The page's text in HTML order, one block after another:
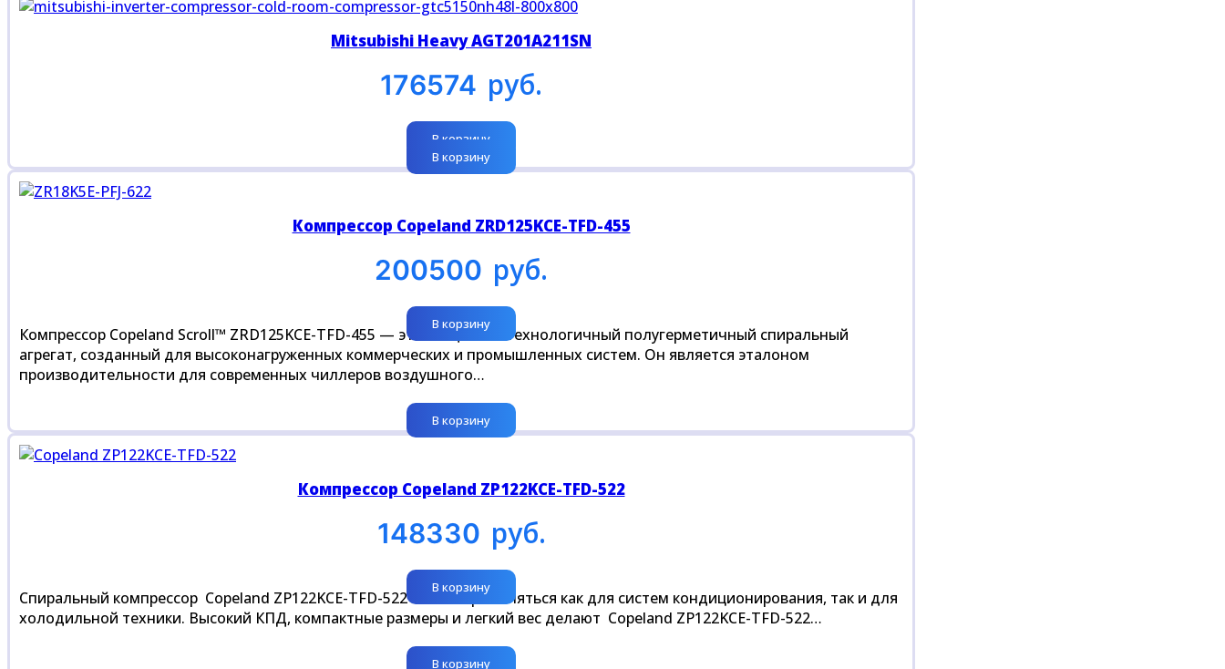
Mitsubishi Heavy AGT201A211SN
176574 руб.
В корзину
В корзину
Компрессор Copeland ZRD125KCE-TFD-455
200500 руб.
В корзину
Компрессор Copeland Scroll™ ZRD125KCE-TFD-455 — это мощный и технологичный полугерметичный спиральный
агрегат, созданный для высоконагруженных коммерческих и промышленных систем. Он является эталоном
производительности для современных чиллеров воздушного…
В корзину
Компрессор Copeland ZP122KCE-TFD-522
148330 руб.
В корзину
Спиральный компрессор Copeland ZP122KCE-TFD-522 может применяться как для систем кондиционирования, так и для
холодильной техники. Высокий КПД, компактные размеры и легкий вес делают Copeland ZP122KCE-TFD-522…
В корзину